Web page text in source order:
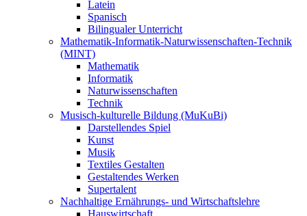
Latein
Spanisch
Bilingualer Unterricht
Mathematik-Informatik-Naturwissenschaften-Technik
(MINT)
Mathematik
Informatik
Naturwissenschaften
Technik
Musisch-kulturelle Bildung (MuKuBi)
Darstellendes Spiel
Kunst
Musik
Textiles Gestalten
Gestaltendes Werken
Supertalent
Nachhaltige Ernährungs- und Wirtschaftslehre
Hauswirtschaft